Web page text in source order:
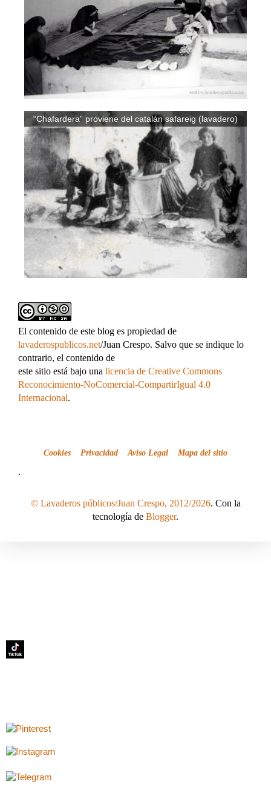
“Chafardera” proviene del catalán safareig (lavadero)
El contenido de este blog es propiedad de
lavaderospublicos.net/Juan Crespo. Salvo que se indique lo
contrario, el contenido de
este sitio está bajo una licencia de Creative Commons
Reconocimiento-NoComercial-CompartirIgual 4.0
Internacional.
Cookies Privacidad Aviso Legal Mapa del sitio
.
© Lavaderos públicos/Juan Crespo, 2012/2026. Con la
tecnología de Blogger.